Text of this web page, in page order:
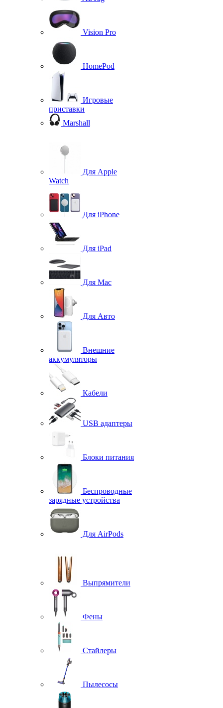
Vision Pro
HomePod
Игровые
приставки
Marshall
Для Apple
Watch
Для iPhone
Для iPad
Для Mac
Для Авто
Внешние
аккумуляторы
Кабели
USB адаптеры
Блоки питания
Беспроводные
зарядные устройства
Для AirPods
Выпрямители
Фены
Стайлеры
Пылесосы